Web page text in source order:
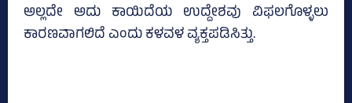
ಅಲ್ಲದೇ ಅದು ಕಾಯಿದೆಯ ಉದ್ದೇಶವು ವಿಫಲಗೊಳ್ಳಲು
ಕಾರಣವಾಗಲಿದೆ ಎಂದು ಕಳವಳ ವ್ಯಕ್ತಪಡಿಸಿತ್ತು.